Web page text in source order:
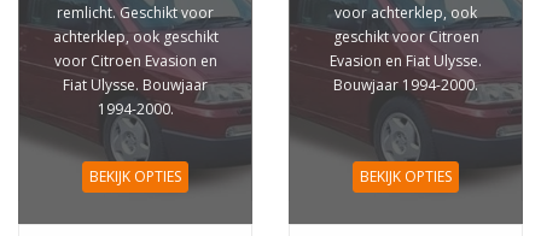
remlicht. Geschikt voor
achterklep, ook geschikt
voor Citroen Evasion en
Fiat Ulysse. Bouwjaar
1994-2000.
BEKIJK OPTIES
voor achterklep, ook
geschikt voor Citroen
Evasion en Fiat Ulysse.
Bouwjaar 1994-2000.
BEKIJK OPTIES